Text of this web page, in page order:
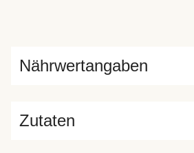
Zutaten
Nährwertangaben